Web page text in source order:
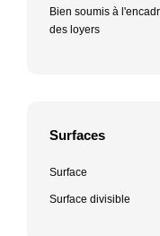
Bien soumis à
des loyers
Surfaces
Surface
Surface divisible